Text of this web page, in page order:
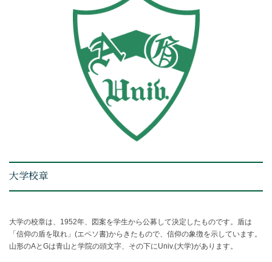
大学校章
大学の校章は、1952年、図案を学生から公募して決定したものです。盾は
「信仰の盾を取れ」(エペソ書)からきたもので、信仰の象徴を示しています。
山形のAとGは青山と学院の頭文字、その下にUniv.(大学)があります。